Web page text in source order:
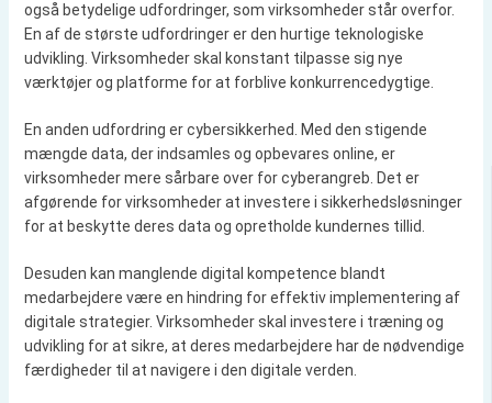
også betydelige udfordringer, som virksomheder står overfor.
En af de største udfordringer er den hurtige teknologiske
udvikling. Virksomheder skal konstant tilpasse sig nye
værktøjer og platforme for at forblive konkurrencedygtige.
En anden udfordring er cybersikkerhed. Med den stigende
mængde data, der indsamles og opbevares online, er
virksomheder mere sårbare over for cyberangreb. Det er
afgørende for virksomheder at investere i sikkerhedsløsninger
for at beskytte deres data og opretholde kundernes tillid.
Desuden kan manglende digital kompetence blandt
medarbejdere være en hindring for effektiv implementering af
digitale strategier. Virksomheder skal investere i træning og
udvikling for at sikre, at deres medarbejdere har de nødvendige
færdigheder til at navigere i den digitale verden.